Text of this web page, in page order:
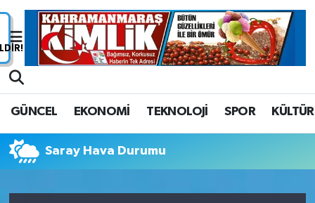
GÜNCEL EKONOMİ TEKNOLOJİ SPOR KÜLTÜR
Saray Hava Durumu
Nöbetçi Eczaneler
Trafik Durumu
Süper Lig Puan Durumu ve Fikstür